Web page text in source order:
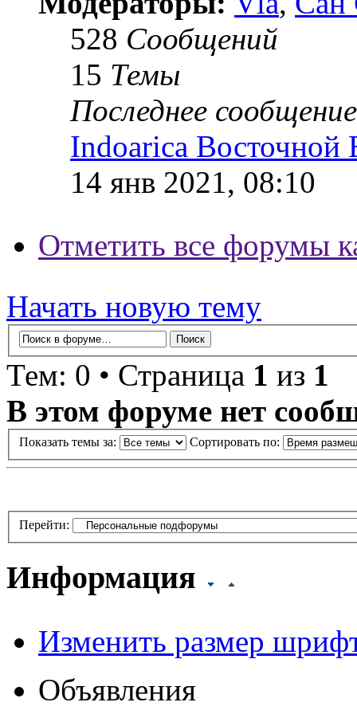
528 Сообщений
15 Темы
Последнее сообщение
Indoarica Восточной
14 янв 2021, 08:10
Отметить все форумы
Начать новую тему
Тем: 0 • Страница 1 из 1
В этом форуме нет
Показать темы за: Сортировать по:
Перейти:
Информация
Кто сейчас на форуме
Сейчас этот форум
Изменить размер
Объявления